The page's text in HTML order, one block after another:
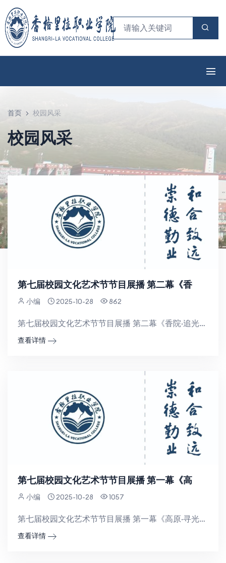
首页 校园风采
校园风采
第七届校园文化艺术节节目展播 第二幕《香
小编 2025-10-28 862
第七届校园文化艺术节节目展播 第二幕《香院·追光》7月5日，香格里拉职业学院 迪庆州民族中等专业学校...
查看详情
第七届校园文化艺术节节目展播 第一幕《高
小编 2025-10-28 1057
第七届校园文化艺术节节目展播 第一幕《高原·寻光》7月5日，香格里拉职业学院 迪庆州民族中等专业学校...
查看详情